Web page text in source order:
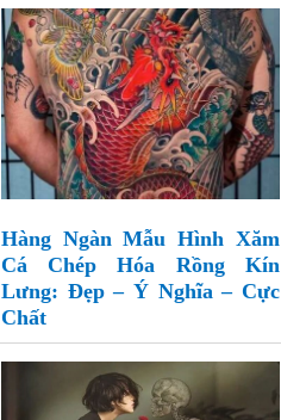
Hàng Ngàn Mẫu Hình Xăm
Cá Chép Hóa Rồng Kín
Lưng: Đẹp – Ý Nghĩa – Cực
Chất